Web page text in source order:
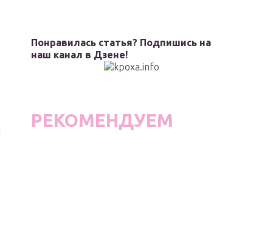
Понравилась статья? Подпишись на
наш канал в Дзене!
РЕКОМЕНДУЕМ